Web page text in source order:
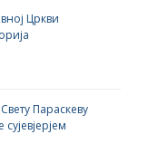
Цркви
Параскеву